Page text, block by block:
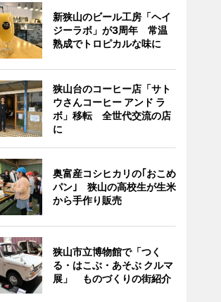
新狭山のビール工房「ヘイ
ジーラボ」が3周年 常温
熟成でトロピカルな味に
狭山台のコーヒー店「サト
ウさんコーヒー アンド ラ
ボ」移転 全世代交流の店
に
奥富産コシヒカリの｢おこめ
パン｣ 狭山の高校生が生米
から手作り販売
狭山市立博物館で「つく
る・はこぶ・あそぶ クルマ
展」 ものづくりの街紹介